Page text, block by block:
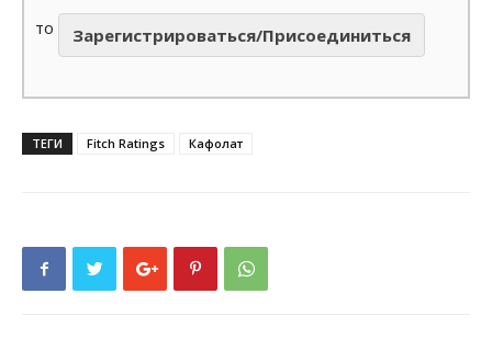
то
Зарегистрироваться/Присоединиться
ТЕГИ Fitch Ratings Кафолат